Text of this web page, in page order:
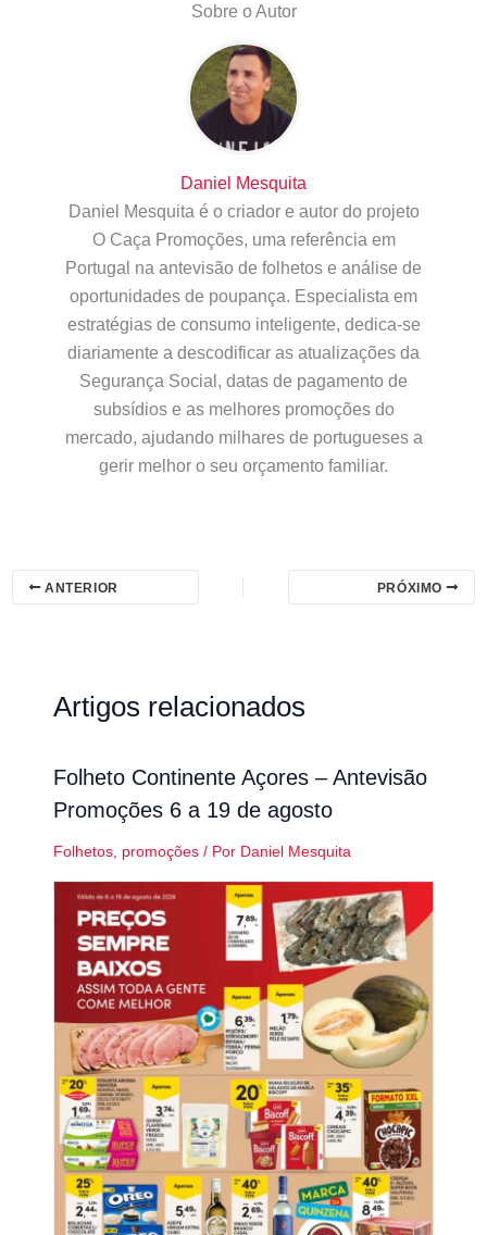
Sobre o Autor
Daniel Mesquita
Daniel Mesquita é o criador e autor do projeto
O Caça Promoções, uma referência em
Portugal na antevisão de folhetos e análise de
oportunidades de poupança. Especialista em
estratégias de consumo inteligente, dedica-se
diariamente a descodificar as atualizações da
Segurança Social, datas de pagamento de
subsídios e as melhores promoções do
mercado, ajudando milhares de portugueses a
gerir melhor o seu orçamento familiar.
ANTERIOR PRÓXIMO
Artigos relacionados
Folheto Continente Açores – Antevisão
Promoções 6 a 19 de agosto
Folhetos, promoções/ Por Daniel Mesquita